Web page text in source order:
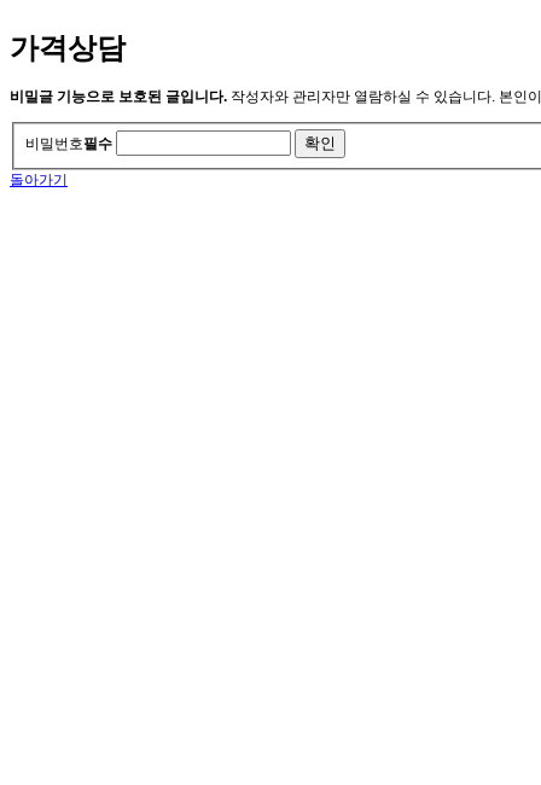
가격상담
비밀글 기능으로 보호된 글입니다. 작성자와 관리자만 열람하실 수 있습니다. 본인
비밀번호필수
돌아가기